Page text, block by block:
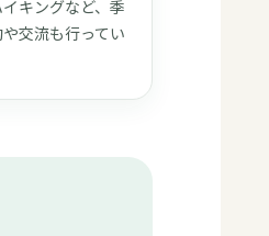
キングなど、季
交流も行ってい